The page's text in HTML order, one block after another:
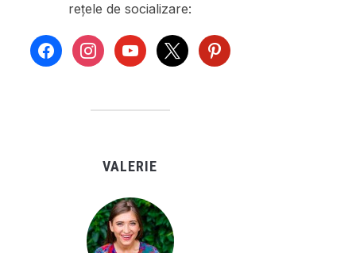
rețele de socializare:
facebookinstagramyoutube
x pinterest
VALERIE